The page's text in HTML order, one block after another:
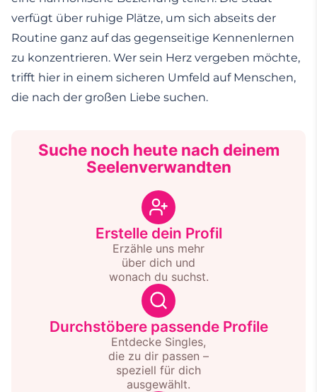
verfügt über ruhige Plätze, um sich abseits der
Routine ganz auf das gegenseitige Kennenlernen
zu konzentrieren. Wer sein Herz vergeben möchte,
trifft hier in einem sicheren Umfeld auf Menschen,
die nach der großen Liebe suchen.
Suche noch heute nach deinem
Seelenverwandten
Erstelle dein Profil
Erzähle uns mehr
über dich und
wonach du suchst.
Durchstöbere passende Profile
Entdecke Singles,
die zu dir passen –
speziell für dich
ausgewählt.